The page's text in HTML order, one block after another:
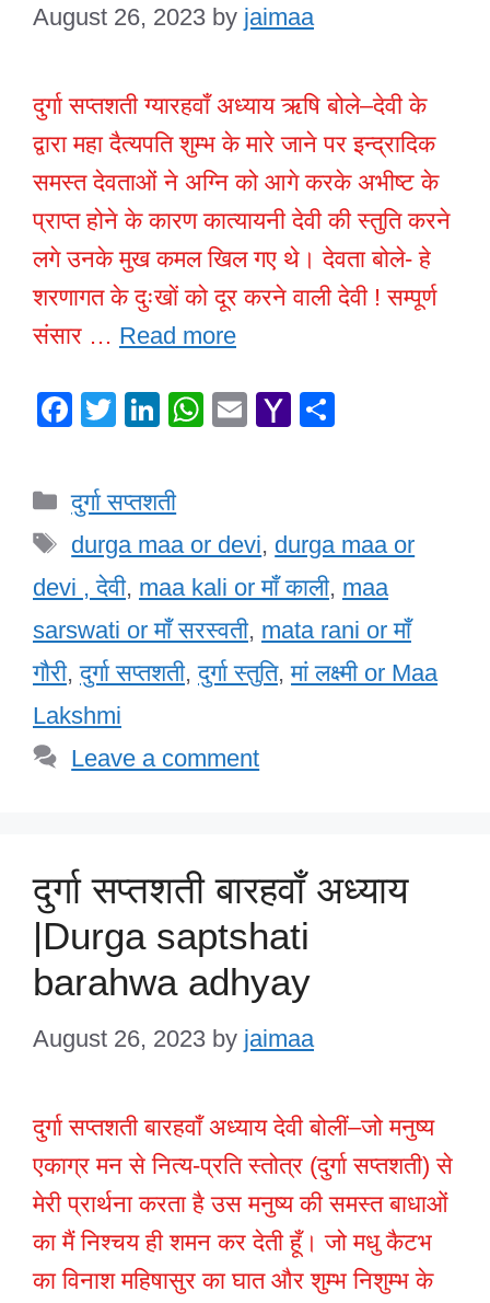
August 26, 2023 by jaimaa
दुर्गा सप्तशती ग्यारहवाँ अध्याय ऋषि बोले–देवी के
द्वारा महा दैत्यपति शुम्भ के मारे जाने पर इन्द्रादिक
समस्त देवताओं ने अग्नि को आगे करके अभीष्ट के
प्राप्त होने के कारण कात्यायनी देवी की स्तुति करने
लगे उनके मुख कमल खिल गए थे। देवता बोले- हे
शरणागत के दुःखों को दूर करने वाली देवी ! सम्पूर्ण
संसार … Read more
F
e
b
o
o
k
T
er
Li
k
e
dI
n
W
A
p
p
E
Y
o
M
ail
Categories
दुर्गा सप्तशती
Tags
durga maa or devi, durga maa or
devi , देवी, maa kali or माँ काली, maa
sarswati or माँ सरस्वती, mata rani or माँ
गौरी,दुर्गा सप्तशती,दुर्गा स्तुति,मां लक्ष्मी or Maa
Lakshmi
Leave a comment
दुर्गा सप्तशती बारहवाँ अध्याय
|Durga saptshati
barahwa adhyay
August 26, 2023 by jaimaa
दुर्गा सप्तशती बारहवाँ अध्याय देवी बोलीं–जो मनुष्य
एकाग्र मन से नित्य-प्रति स्तोत्र (दुर्गा सप्तशती) से
मेरी प्रार्थना करता है उस मनुष्य की समस्त बाधाओं
का मैं निश्चय ही शमन कर देती हूँ। जो मधु कैटभ
का विनाश महिषासुर का घात और शुम्भ निशुम्भ के